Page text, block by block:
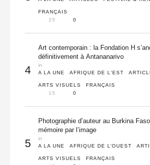
FRANÇAIS
25
0
4
Art contemporain : la Fondation H
définitivement à Antananarivo
in
A LA UNE
AFRIQUE DE L'EST
ARTS VISUELS
FRANÇAIS
15
0
5
Photographie d’auteur au Burkina
mémoire par l’image
in
A LA UNE
AFRIQUE DE L’OUEST
ARTS VISUELS
FRANÇAIS